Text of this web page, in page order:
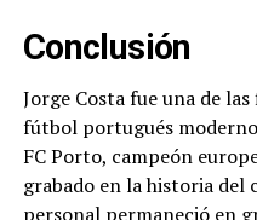
Conclusión
Jorge Costa fue una de
fútbol portugués
FC Porto, campeón
grabado en la historia del
personal permaneció en